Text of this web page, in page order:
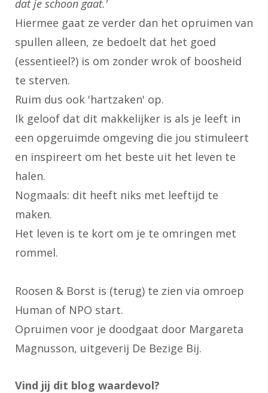
dat je schoon gaat.'
Hiermee gaat ze verder dan het opruimen van
spullen alleen, ze bedoelt dat het goed
(essentieel?) is om zonder wrok of boosheid
te sterven.
Ruim dus ook 'hartzaken' op.
Ik geloof dat dit makkelijker is als je leeft in
een opgeruimde omgeving die jou stimuleert
en inspireert om het beste uit het leven te
halen.
Nogmaals: dit heeft niks met leeftijd te
maken.
Het leven is te kort om je te omringen met
rommel.
Roosen & Borst is (terug) te zien via omroep
Human of NPO start.
Opruimen voor je doodgaat door Margareta
Magnusson, uitgeverij De Bezige Bij.
Vind jij dit blog waardevol?